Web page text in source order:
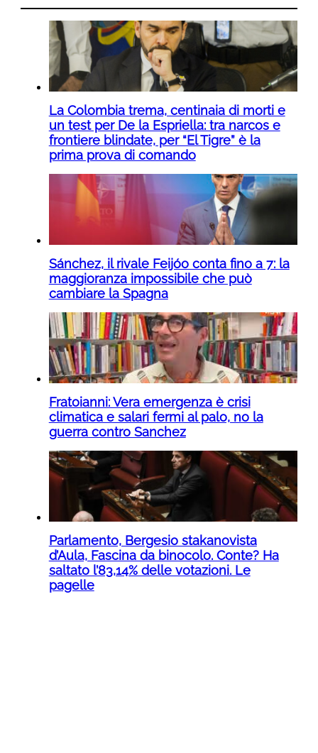
La Colombia trema, centinaia di morti e
un test per De la Espriella: tra narcos e
frontiere blindate, per “El Tigre” è la
prima prova di comando
Sánchez, il rivale Feijóo conta fino a 7: la
maggioranza impossibile che può
cambiare la Spagna
Fratoianni: Vera emergenza è crisi
climatica e salari fermi al palo, no la
guerra contro Sanchez
Parlamento, Bergesio stakanovista
d’Aula, Fascina da binocolo. Conte? Ha
saltato l’83,14% delle votazioni. Le
pagelle